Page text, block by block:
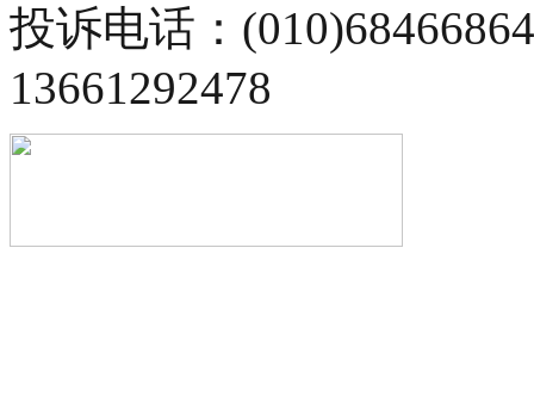
投诉电话：
13661292478